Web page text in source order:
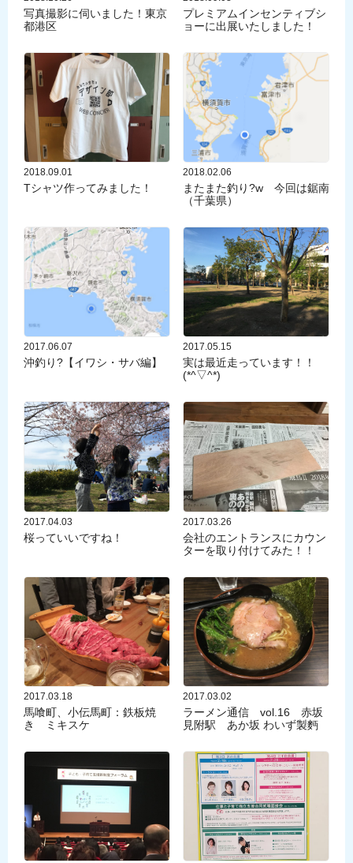
写真撮影に伺いました！東京
都港区
プレミアムインセンティブシ
ョーに出展いたしました！
2018.09.01
Tシャツ作ってみました！
2018.02.06
またまた釣り?w 今回は鋸南
（千葉県）
2017.06.07
沖釣り?【イワシ・サバ編】
2017.05.15
実は最近走っています！！
(*^▽^*)
2017.04.03
桜っていいですね！
2017.03.26
会社のエントランスにカウン
ターを取り付けてみた！！
2017.03.18
馬喰町、小伝馬町：鉄板焼
き ミキスケ
2017.03.02
ラーメン通信 vol.16 赤坂
見附駅 あか坂 わいず製麪